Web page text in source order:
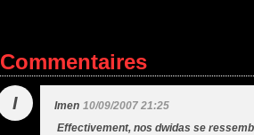
Commentaires
I Imen 10/09/2007 21:25
Effectivement, nos dwidas se